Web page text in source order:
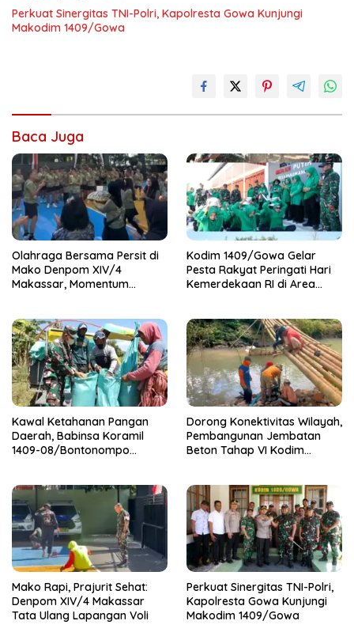
Perkuat Sinergitas TNI-Polri, Kapolresta Gowa Kunjungi
Makodim 1409/Gowa
Baca Juga
Olahraga Bersama Persit di
Mako Denpom XIV/4
Makassar, Momentum
Kodim 1409/Gowa Gelar
Pesta Rakyat Peringati Hari
Kemerdekaan RI di Area
Kawal Ketahanan Pangan
Daerah, Babinsa Koramil
1409-08/Bontonompo
Dorong Konektivitas Wilayah,
Pembangunan Jembatan
Beton Tahap VI Kodim
Mako Rapi, Prajurit Sehat:
Denpom XIV/4 Makassar
Tata Ulang Lapangan Voli
Perkuat Sinergitas TNI-Polri,
Kapolresta Gowa Kunjungi
Makodim 1409/Gowa